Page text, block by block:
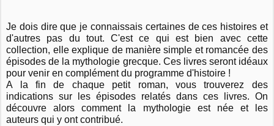
Je dois dire que je connaissais certaines de ces histoires et
d'autres pas du tout. C'est ce qui est bien avec cette
collection, elle explique de manière simple et romancée des
épisodes de la mythologie grecque. Ces livres seront idéaux
pour venir en complément du programme d'histoire !
A la fin de chaque petit roman, vous trouverez des
indications sur les épisodes relatés dans ces livres. On
découvre alors comment la mythologie est née et les
auteurs qui y ont contribué.